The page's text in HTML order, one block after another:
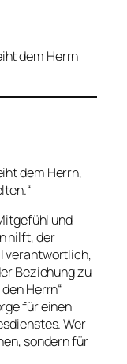
dem Herrn
dem Herrn,
und
hilft, der
verantwortlich,
Beziehung zu
Herrn“
für einen
Wer
sondern für